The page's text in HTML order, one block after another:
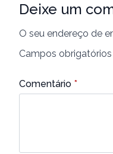
Deixe um
O seu endereço de
Campos
Comentário *